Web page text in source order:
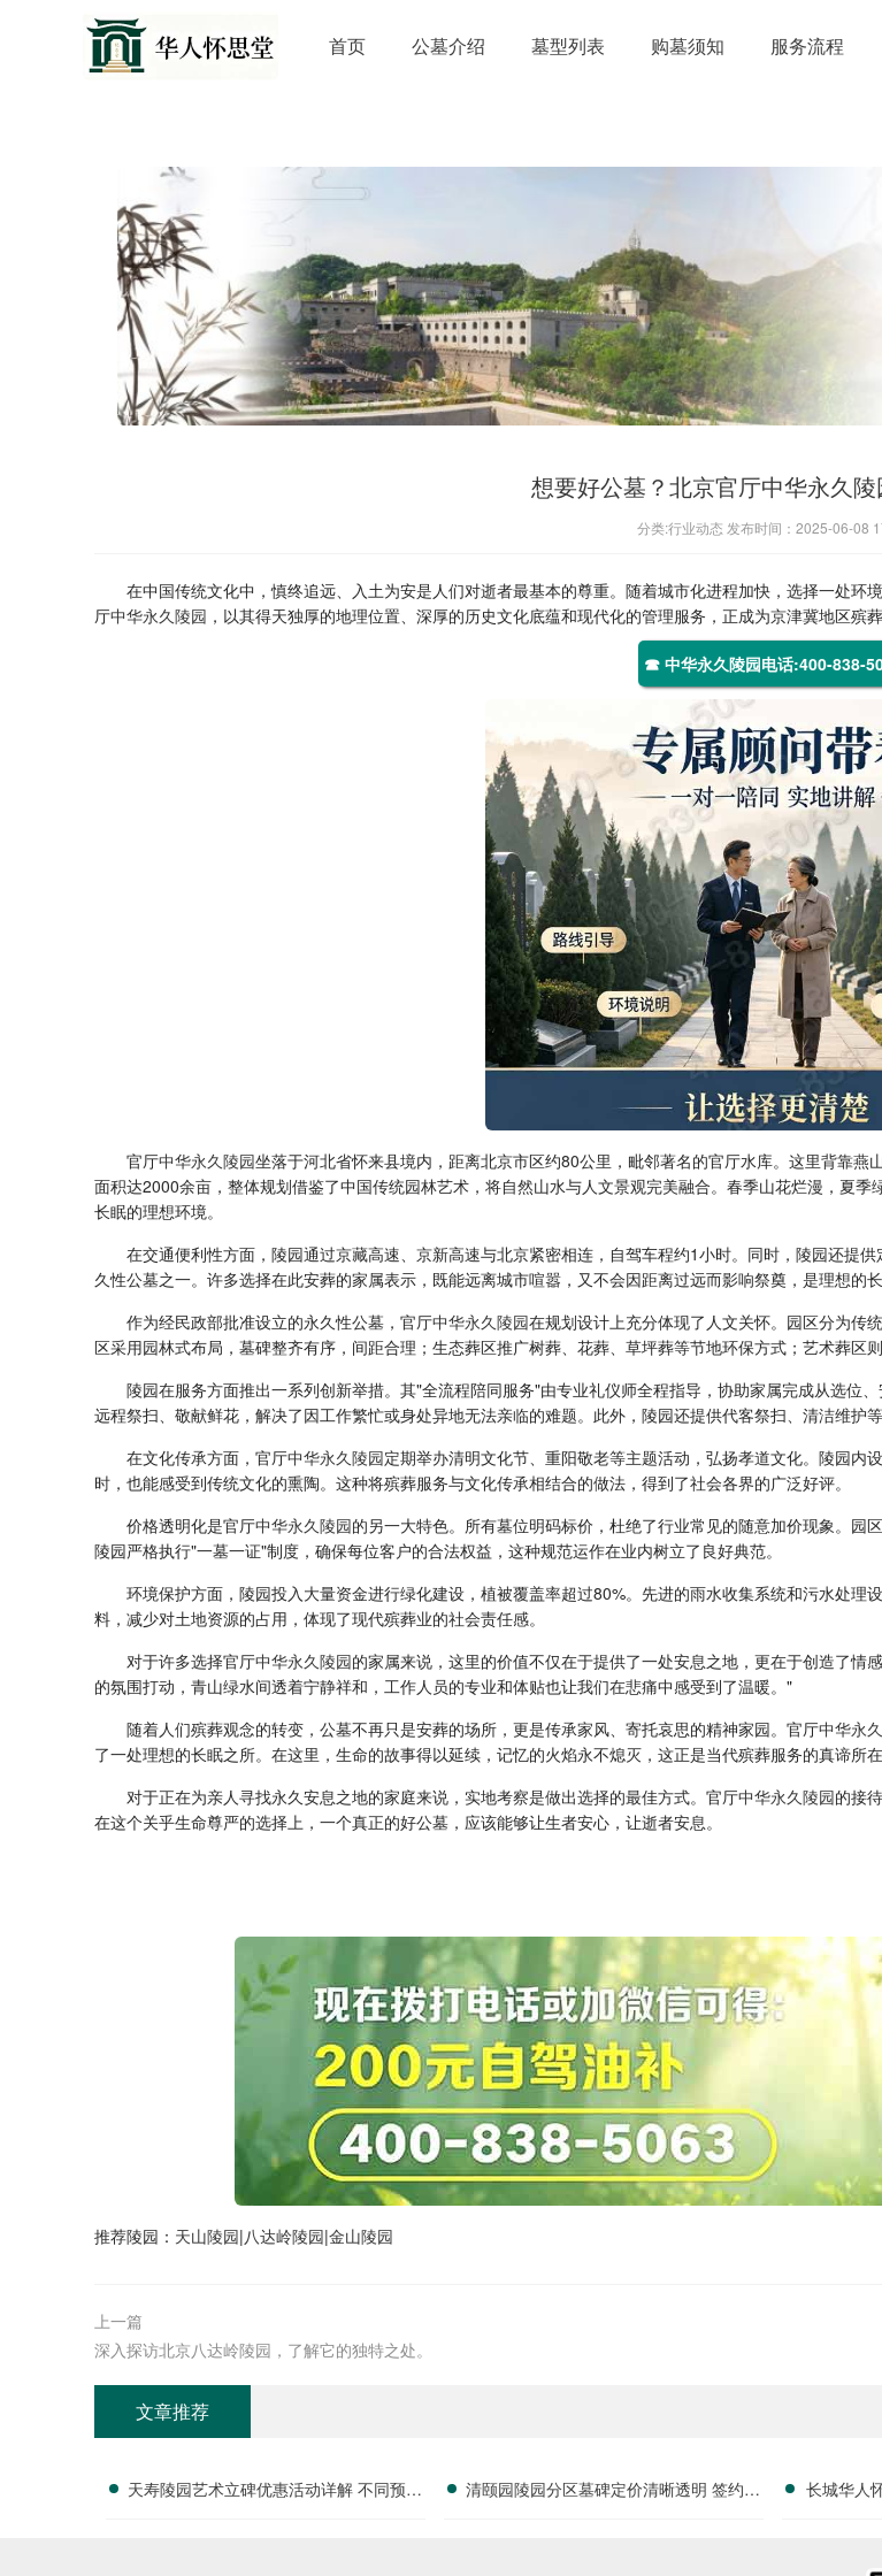
首页 公墓介绍 墓型列表 购墓须知 服务流程
想要好公墓？北京官厅中华永久陵
分类:行业动态 发布时间：2025-06-08
在中国传统文化中，慎终追远、入土为安是人们对逝者最基本的尊重。随着城市化进程加快，选择一处
厅中华永久陵园 ，以其得天独厚的地理位置、深厚的历史文化底蕴和现代化的管理服务，正成为京津冀地区殡葬
☎ 中华永久陵园电话:400-838-
官厅中华永久陵园坐落于河北省怀来县境内，距离北京市区约80公里，毗邻著名的官厅水库。这里背靠
面积达2000余亩，整体规划借鉴了中国传统园林艺术，将自然山水与人文景观完美融合。春季山花烂漫，夏
长眠的理想环境。
在交通便利性方面，陵园通过京藏高速、京新高速与北京紧密相连，自驾车程约1小时。同时，陵园还提
久性公墓之一。许多选择在此安葬的家属表示，既能远离城市喧嚣，又不会因距离过远而影响祭奠，是理想的长
作为经民政部批准设立的永久性公墓，官厅中华永久陵园在规划设计上充分体现了人文关怀。园区分为传
区采用园林式布局，墓碑整齐有序，间距合理；生态葬区推广树葬、花葬、草坪葬等节地环保方式；艺术葬区
陵园在服务方面推出一系列创新举措。其"全流程陪同服务"由专业礼仪师全程指导，协助家属完成从选位
远程祭扫、敬献鲜花，解决了因工作繁忙或身处异地无法亲临的难题。此外，陵园还提供代客祭扫、清洁维护
在文化传承方面，官厅中华永久陵园定期举办清明文化节、重阳敬老等主题活动，弘扬孝道文化。陵园
时，也能感受到传统文化的熏陶。这种将殡葬服务与文化传承相结合的做法，得到了社会各界的广泛好评。
价格透明化是官厅中华永久陵园的另一大特色。所有墓位明码标价，杜绝了行业常见的随意加价现象。园
陵园严格执行"一墓一证"制度，确保每位客户的合法权益，这种规范运作在业内树立了良好典范。
环境保护方面，陵园投入大量资金进行绿化建设，植被覆盖率超过80%。先进的雨水收集系统和污水处
料，减少对土地资源的占用，体现了现代殡葬业的社会责任感。
对于许多选择官厅中华永久陵园的家属来说，这里的价值不仅在于提供了一处安息之地，更在于创造了
的氛围打动，青山绿水间透着宁静祥和，工作人员的专业和体贴也让我们在悲痛中感受到了温暖。"
随着人们殡葬观念的转变，公墓不再只是安葬的场所，更是传承家风、寄托哀思的精神家园。官厅中华永
了一处理想的长眠之所。在这里，生命的故事得以延续，记忆的火焰永不熄灭，这正是当代殡葬服务的真谛所在
对于正在为亲人寻找永久安息之地的家庭来说，实地考察是做出选择的最佳方式。官厅中华永久陵园的接
在这个关乎生命尊严的选择上，一个真正的好公墓，应该能够让生者安心，让逝者安息。
推荐陵园： 天山陵园|八达岭陵园|金山陵园
上一篇
深入探访北京八达岭陵园，了解它的独特之处。
文章推荐
天寿陵园艺术立碑优惠活动详解 不同预算
清颐园陵园分区墓碑定价清晰透明 签约即
长城华人